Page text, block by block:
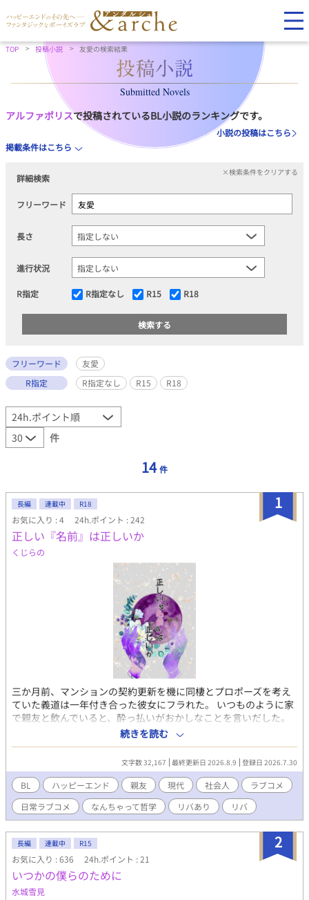
TOP 投稿小説 友愛の検索結果
Submitted Novels
アルファポリスで投稿されているBL小説のランキングです。
小説の投稿はこちら
掲載条件はこちら
詳細検索
×検索条件をクリアする
フリーワード
長さ
進行状況
R指定 R指定なし R15 R18
フリーワード
友愛
R指定
R指定なし R15 R18
件
14 件
1
長編 連載中 R18
お気に入り : 4 24h.ポイント : 242
正しい『名前』は正しいか
くじらの
三か月前、マンションの契約更新を機に同棲とプロポーズを考え
ていた義道は一年付き合った彼女にフラれた。 いつものように家
で親友と飲んでいると、酔っ払いがおかしなことを言いだした。
「おれもちょうど契約更新時期だから、どうせなら一緒に住む
か？」 「は？」 「ほら、おれらって、キスしてないけど、最後ま
でしないだけでやることやってるし、もういっそのこと一緒に住
んで、付き合ってってした方が楽じゃん？」 そんなこんなで始ま
った「同棲？」生活。 二人は今更ながらに「恋愛」と「友愛」に
ついて考える。 考えなしの自称直感派と 考えるけどめんどくさく
なって途中で忘れる男の 恋愛なんちゃって哲学同棲ラブコメ
続きを読む
文字数 32,167 最終更新日 2026.8.9 登録日 2026.7.30
BL ハッピーエンド 親友 現代 社会人
ラブコメ
日常ラブコメ
なんちゃって哲学 リバあり リバ
2
長編 連載中 R15
お気に入り : 636 24h.ポイント : 21
いつかの僕らのために
水城雪見